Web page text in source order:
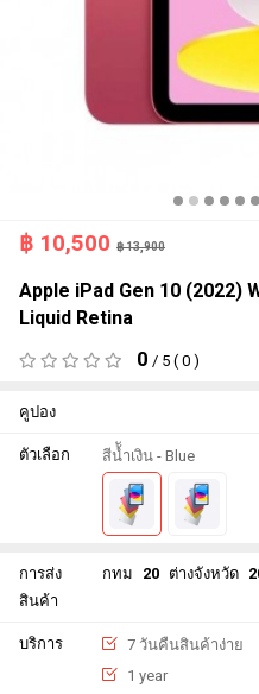
฿ 10,500 ฿ 13,900
Apple iPad Gen 10 (2022)
Liquid Retina
0 / 5 ( 0 )
คูปอง
ตัวเลือก สีน้ัำเงิน - Blue
การส่ง
สินค้า
กทม 20 ต่างจังหวัด
บริการ
7 วันคืนสินค้าง่าย
1 year